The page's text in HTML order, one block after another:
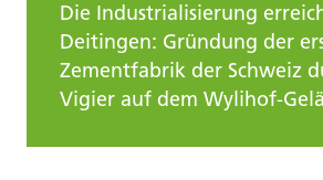
Die Industrialisierung
Deitingen: Gründung der
Zementfabrik der Schweiz
Vigier auf dem Wylihof-